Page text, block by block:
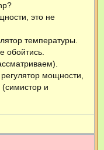
щ
е
н
это не
температуры.
обойтись.
мощности,
и